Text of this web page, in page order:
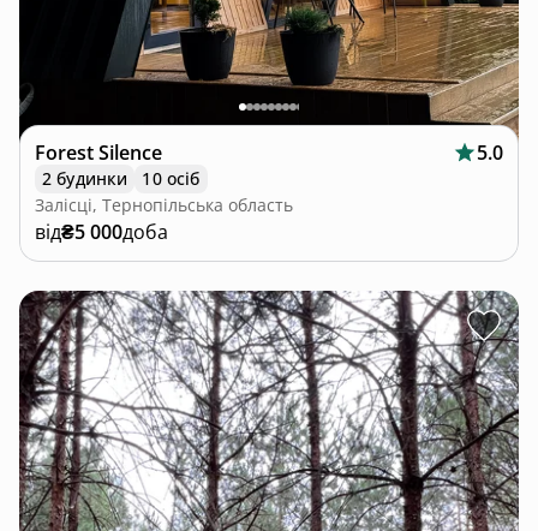
Forest Silence 5.0
2 будинки
10 осіб
Залісці, Тернопільська область
від₴5 000доба